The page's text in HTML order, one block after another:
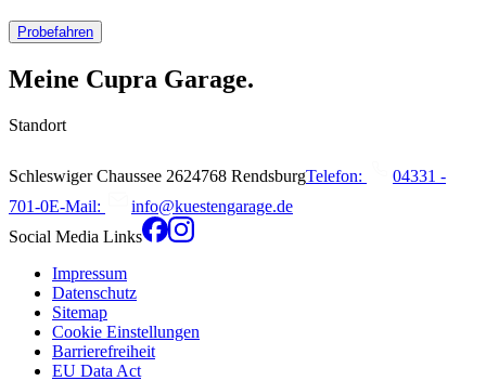
Probefahren
Meine Cupra Garage.
Standort
Schleswiger Chaussee 2624768 RendsburgTelefon:
04331 -
701-0E-Mail:
info@kuestengarage.de
Social Media Links
Impressum
Datenschutz
Sitemap
Cookie Einstellungen
Barrierefreiheit
EU Data Act